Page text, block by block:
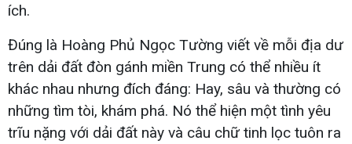
ích.
Đúng là Hoàng Phủ Ngọc Tường viết về mỗi địa dư
trên dải đất đòn gánh miền Trung có thể nhiều ít
khác nhau nhưng đích đáng: Hay, sâu và thường có
những tìm tòi, khám phá. Nó thể hiện một tình yêu
trĩu nặng với dải đất này và câu chữ tinh lọc tuôn ra